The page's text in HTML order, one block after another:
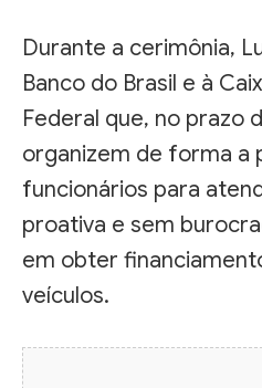
Durante a cerimônia,
Banco do Brasil e à
Federal que, no prazo
organizem de forma a
funcionários para
proativa e sem
em obter
veículos.